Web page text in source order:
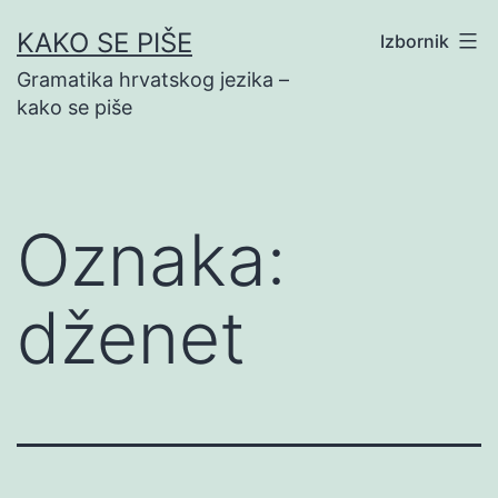
na
sadržaj
KAKO SE PIŠE
Gramatika hrvatskog jezika –
kako se piše
Izbornik
Oznaka:
dženet